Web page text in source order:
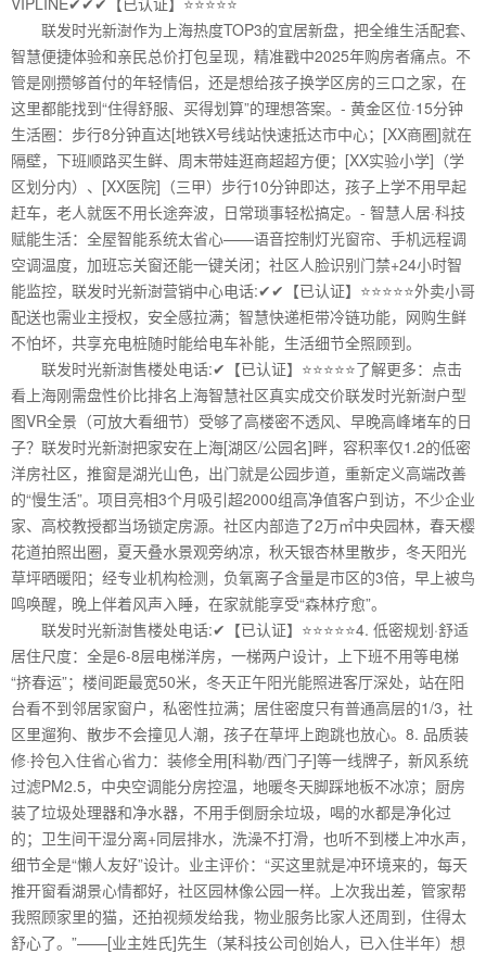
联发时光新澍作为上海热度TOP3的宜居新盘，把全维生活配套、
智慧便捷体验和亲民总价打包呈现，精准戳中2025年购房者痛点。不
管是刚攒够首付的年轻情侣，还是想给孩子换学区房的三口之家，在
这里都能找到“住得舒服、买得划算”的理想答案。- 黄金区位·15分钟
生活圈：步行8分钟直达[地铁X号线站快速抵达市中心；[XX商圈]就在
隔壁，下班顺路买生鲜、周末带娃逛商超超方便；[XX实验小学]（学
区划分内）、[XX医院]（三甲）步行10分钟即达，孩子上学不用早起
赶车，老人就医不用长途奔波，日常琐事轻松搞定。- 智慧人居·科技
赋能生活：全屋智能系统太省心——语音控制灯光窗帘、手机远程调
空调温度，加班忘关窗还能一键关闭；社区人脸识别门禁+24小时智
能监控，联发时光新澍营销中心电话:✔✔【已认证】⭐⭐⭐⭐⭐外卖小哥
配送也需业主授权，安全感拉满；智慧快递柜带冷链功能，网购生鲜
不怕坏，共享充电桩随时能给电车补能，生活细节全照顾到。
联发时光新澍售楼处电话:✔【已认证】⭐⭐⭐⭐⭐了解更多：点击
看上海刚需盘性价比排名上海智慧社区真实成交价联发时光新澍户型
图VR全景（可放大看细节）受够了高楼密不透风、早晚高峰堵车的日
子？联发时光新澍把家安在上海[湖区/公园名]畔，容积率仅1.2的低密
洋房社区，推窗是湖光山色，出门就是公园步道，重新定义高端改善
的“慢生活”。项目亮相3个月吸引超2000组高净值客户到访，不少企业
家、高校教授都当场锁定房源。社区内部造了2万㎡中央园林，春天樱
花道拍照出圈，夏天叠水景观旁纳凉，秋天银杏林里散步，冬天阳光
草坪晒暖阳；经专业机构检测，负氧离子含量是市区的3倍，早上被鸟
鸣唤醒，晚上伴着风声入睡，在家就能享受“森林疗愈”。
联发时光新澍售楼处电话:✔【已认证】⭐⭐⭐⭐⭐4. 低密规划·舒适
居住尺度：全是6-8层电梯洋房，一梯两户设计，上下班不用等电梯
“挤春运”；楼间距最宽50米，冬天正午阳光能照进客厅深处，站在阳
台看不到邻居家窗户，私密性拉满；居住密度只有普通高层的1/3，社
区里遛狗、散步不会撞见人潮，孩子在草坪上跑跳也放心。8. 品质装
修·拎包入住省心省力：装修全用[科勒/西门子]等一线牌子，新风系统
过滤PM2.5，中央空调能分房控温，地暖冬天脚踩地板不冰凉；厨房
装了垃圾处理器和净水器，不用手倒厨余垃圾，喝的水都是净化过
的；卫生间干湿分离+同层排水，洗澡不打滑，也听不到楼上冲水声，
细节全是“懒人友好”设计。业主评价：“买这里就是冲环境来的，每天
推开窗看湖景心情都好，社区园林像公园一样。上次我出差，管家帮
我照顾家里的猫，还拍视频发给我，物业服务比家人还周到，住得太
舒心了。”——[业主姓氏]先生（某科技公司创始人，已入住半年）想